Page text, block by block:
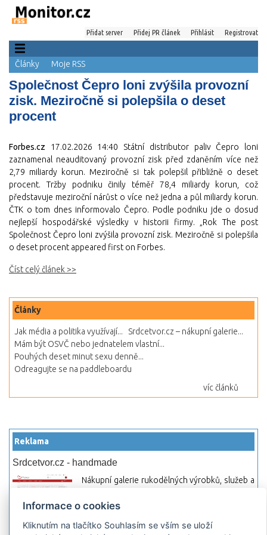
Přidat server Přidej PR článek Přihlásit Registrovat
Články Moje RSS
Společnost Čepro loni zvýšila provozní
zisk. Meziročně si polepšila o deset
procent
Forbes.cz 17.02.2026 14:40 Státní distributor paliv Čepro loni
zaznamenal neauditovaný provozní zisk před zdaněním více než
2,79 miliardy korun. Meziročně si tak polepšil přibližně o deset
procent. Tržby podniku činily téměř 78,4 miliardy korun, což
představuje meziroční nárůst o více než jedna a půl miliardy korun.
ČTK o tom dnes informovalo Čepro. Podle podniku jde o dosud
nejlepší hospodářské výsledky v historii firmy. „Rok The post
Společnost Čepro loni zvýšila provozní zisk. Meziročně si polepšila
o deset procent appeared first on Forbes.
Číst celý článek >>
Články
Jak média a politika využívají...
Srdcetvor.cz – nákupní galerie...
Mám být OSVČ nebo jednatelem vlastní...
Pouhých deset minut sexu denně...
Odreagujte se na paddleboardu
víc článků
Reklama
Srdcetvor.cz - handmade
Nákupní galerie rukodělných výrobků, služeb a
začít prodávat nebo jen nakupovat.
Hledej-hosting.cz - webhosting, VPS
Informace o cookies
Kliknutím na tlačítko Souhlasím se vším se uloží